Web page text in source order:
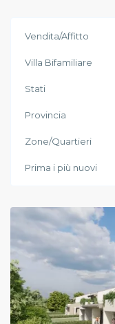
Vendita/Affitto
Villa Bifamiliare
Stati
Provincia
Zone/Quartieri
Prima i più nuovi